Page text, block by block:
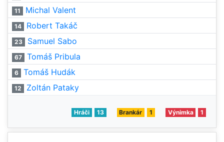
11 Michal Valent
14 Robert Takáč
23 Samuel Sabo
67 Tomáš Pribula
6 Tomáš Hudák
12 Zoltán Pataky
Hráči 13 Brankár 1 Výnimka 1